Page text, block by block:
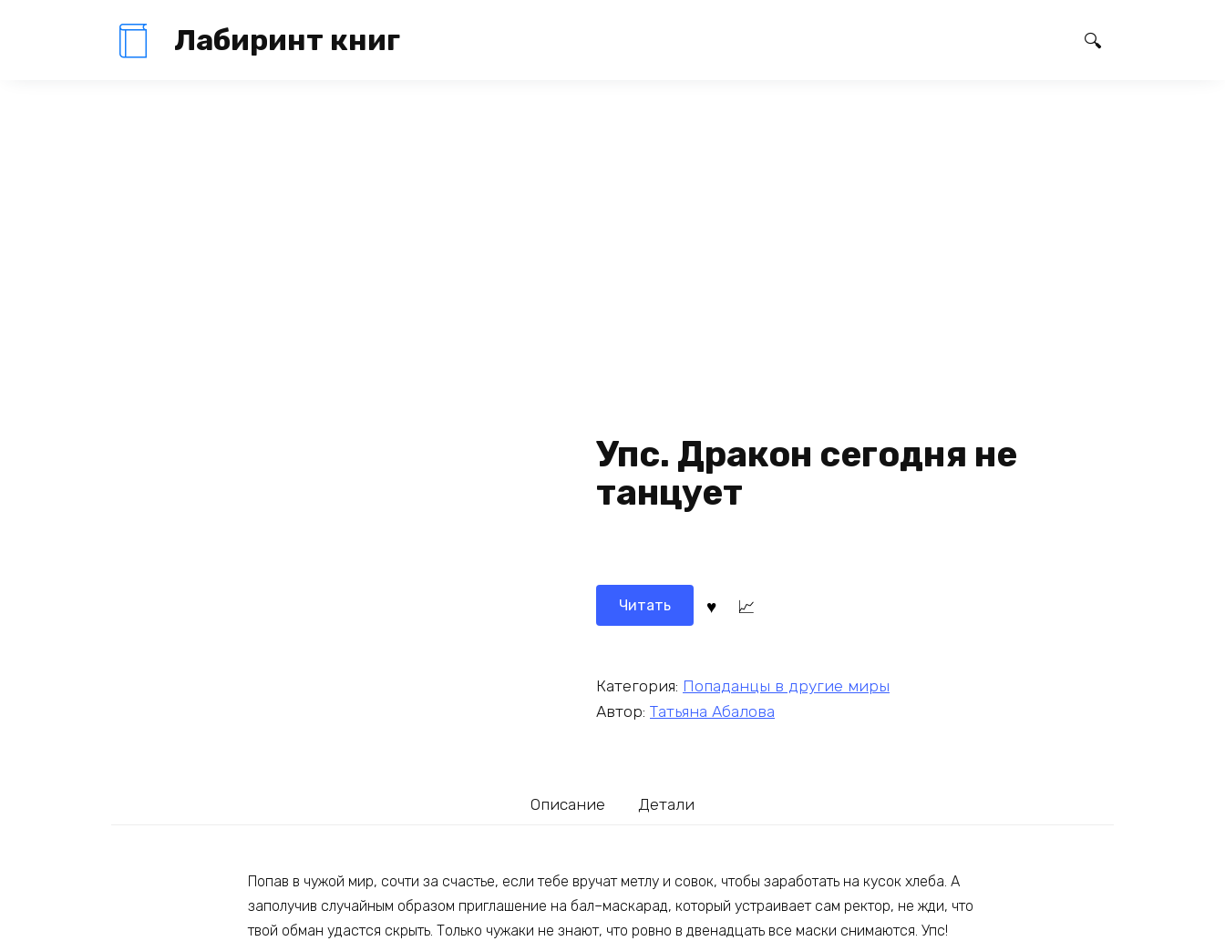
Лабиринт книг
Упс. Дракон сегодня не
танцует
Читать
Категория: Попаданцы в другие миры
Автор: Татьяна Абалова
Описание Детали
Попав в чужой мир, сочти за счастье, если тебе вручат метлу и совок, чтобы заработать на кусок хлеба. А
заполучив случайным образом приглашение на бал–маскарад, который устраивает сам ректор, не жди, что
твой обман удастся скрыть. Только чужаки не знают, что ровно в двенадцать все маски снимаются. Упс!